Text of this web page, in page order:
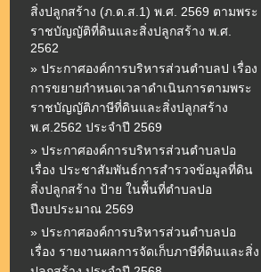
สิ่งปลูกสร้าง (ภ.ด.ส.1) พ.ศ. 2569 ตามพระ
ราชบัญญัติที่ดินและสิ่งปลูกสร้าง พ.ศ.
2562
» ประกาศองค์การบริหารส่วนตำบลป เรื่อง
การขยายกำหนดเวลาดำเนินการตามพระ
ราชบัญญัติภาษีที่ดินและสิ่งปลูกสร้าง
พ.ศ.2562 ประจำปี 2569
» ประกาศองค์การบริหารส่วนตำบลปอ
เรื่อง ประชาสัมพันธ์การสำรวจข้อมูลที่ดิน
สิ่งปลูกสร้าง ป้าย ในพื้นที่ตำบลปอ
ปีงบประมาณ 2569
» ประกาศองค์การบริหารส่วนตำบลปอ
เรื่อง รายงานผลการจัดเก็บภาษีที่ดินและสิ่ง